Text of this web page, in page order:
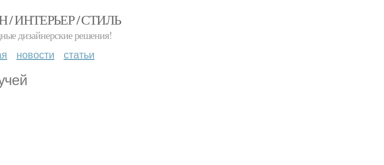
/ ИНТЕРЬЕР / СТИЛЬ
дизайнерские решения!
новости статьи